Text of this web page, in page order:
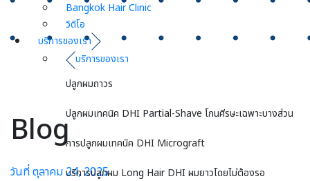
Bangkok Hair Clinic
วิดิโอ
บริการของเรา
บริการของเรา
ปลูกผมถาวร
ปลูกผมเทคนิค DHI Partial-Shave โกนศีรษะเฉพาะบางส่วน
การปลูกผมเทคนิค DHI Micrograft
บริการปลูกผม Long Hair DHI ผมยาวโดยไม่ต้องรอ
Blog
วันที่ ตุลาคม 24, 2025